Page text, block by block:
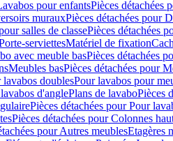
pour enfantsPièces détachées
murauxPièces détachées pour
salles de classePièces détachées
serviettesMatériel de fixation
avec meuble basPièces détachées
Meubles basPièces détachées pour
lavabos doublesPour lavabos pour
d'anglePlans de lavaboPièces
Pièces détachées pour Pour
Pièces détachées pour Colonnes
pour Autres meublesEtagères